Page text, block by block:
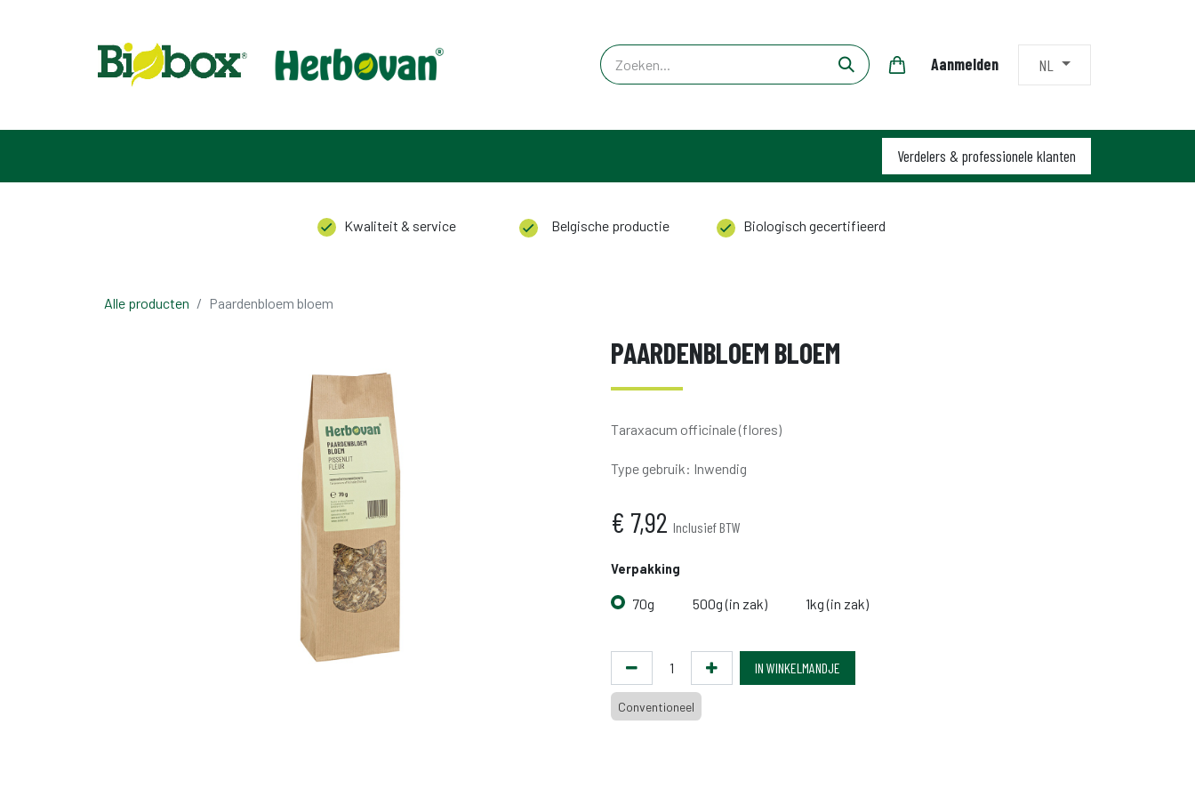
Aanmelden NL
Verdelers & profession​​ele klanten
Belgische productie
Kwaliteit & service Biologisch gecertifieerd
Alle producten Paardenbloem bloem
PAARDENBLOEM BLOEM
Taraxacum officinale (flores)
Type gebruik: Inwendig
€ 7,92 Inclusief BTW
Verpakking
70g 500g (in zak) 1kg (in zak)
IN WINKELMANDJE
Conventioneel